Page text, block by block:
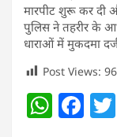
मारपीट शुरू कर दी
पुलिस ने तहरीर के
धाराओं में मुकदमा
Post Views:
W F